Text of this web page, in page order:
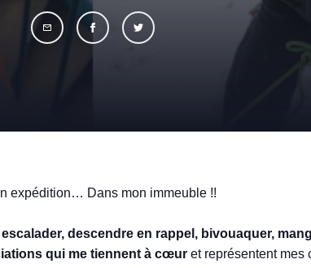
expédition… Dans mon immeuble !!
descendre en rappel, bivouaquer,
qui me tiennent à cœur et représentent mes